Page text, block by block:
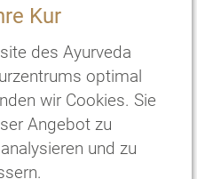
Kur
des Ayurveda
optimal
wir Cookies. Sie
Angebot zu
und zu
Nacht
5Nächte*